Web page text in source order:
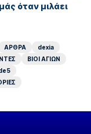
όταν μιλάει
ΑΡΘΡΑ
dexia
ΒΙΟΙ ΑΓΙΩΝ